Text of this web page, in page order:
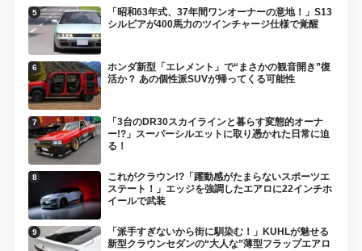
「昭和63年式、37年間ワンオーナーの意地！」S13
シルビアが400馬力のツインチャージ仕様で覚醒
ホンダ新型「エレメント」で“まさかの観音開き”復
活か？ あの個性派SUVが帰ってくる可能性
「3台のDR30スカイラインと暮らす変態的オーナ
ー!?」スーパーシルエットに取り憑かれた日常に迫
る！
これがクラウン!?「躍動感がたまらないスポーツエ
ステート！」エッジを強調したエアロに22インチホ
イールで武装
「派手すぎないから街に馴染む！」KUHLが魅せる
新型クラウンセダンの“大人な”薄型フラップエアロ